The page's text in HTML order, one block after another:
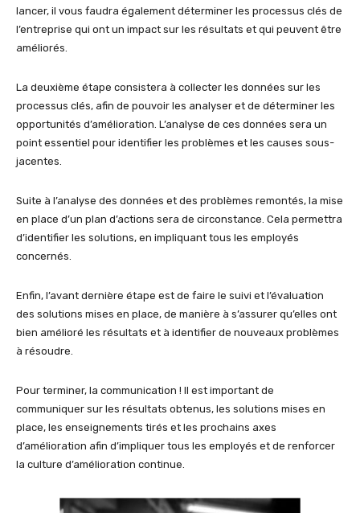
lancer, il vous faudra également déterminer les processus clés de
l’entreprise qui ont un impact sur les résultats et qui peuvent être
améliorés.
La deuxième étape consistera à collecter les données sur les
processus clés, afin de pouvoir les analyser et de déterminer les
opportunités d’amélioration. L’analyse de ces données sera un
point essentiel pour identifier les problèmes et les causes sous-
jacentes.
Suite à l’analyse des données et des problèmes remontés, la mise
en place d’un plan d’actions sera de circonstance. Cela permettra
d’identifier les solutions, en impliquant tous les employés
concernés.
Enfin, l’avant dernière étape est de faire le suivi et l’évaluation
des solutions mises en place, de manière à s’assurer qu’elles ont
bien amélioré les résultats et à identifier de nouveaux problèmes
à résoudre.
Pour terminer, la communication ! Il est important de
communiquer sur les résultats obtenus, les solutions mises en
place, les enseignements tirés et les prochains axes
d’amélioration afin d’impliquer tous les employés et de renforcer
la culture d’amélioration continue.